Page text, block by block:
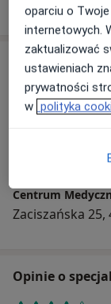
+ 4 Specjaliści
Adres
Centrum
Zaciszańska 25,
Opinie o
oparciu o
internetowych.
zaktualizować
ustawieniach
prywatności
w polityka